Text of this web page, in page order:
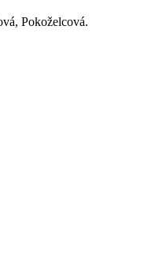
Pokoželcová.